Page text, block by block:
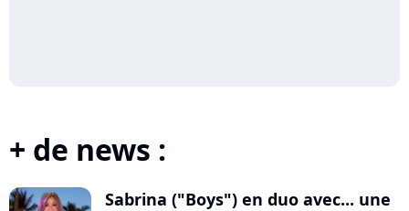
+ de news :
Sabrina ("Boys") en duo avec... une